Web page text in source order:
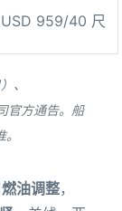
USD 959/40 尺
、
官方通告。船
油调整，